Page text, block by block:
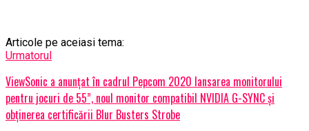
Articole pe aceiasi tema:
Urmatorul
ViewSonic a anunțat în cadrul Pepcom 2020 lansarea monitorului
pentru jocuri de 55”, noul monitor compatibil NVIDIA G-SYNC și
obținerea certificării Blur Busters Strobe